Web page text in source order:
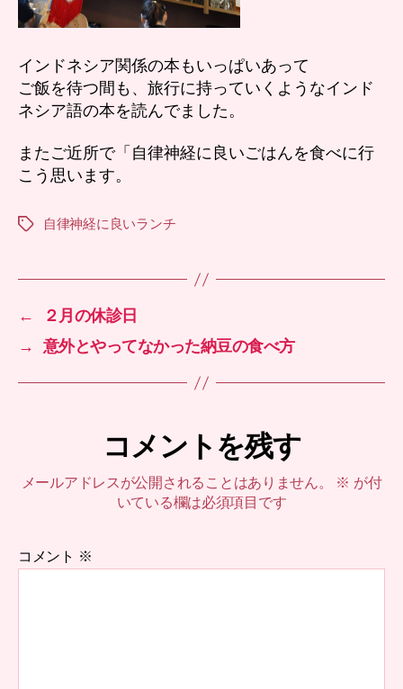
インドネシア関係の本もいっぱいあって
ご飯を待つ間も、旅行に持っていくようなインド
ネシア語の本を読んでました。
またご近所で「自律神経に良いごはんを食べに行
こう思います。
タ
自律神経に良いランチ
←
２月の休診日
→
意外とやってなかった納豆の食べ方
コメントを残す
メールアドレスが公開されることはありません。 ※ が付
いている欄は必須項目です
コメント ※